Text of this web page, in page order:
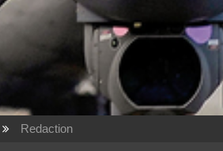
Redaction